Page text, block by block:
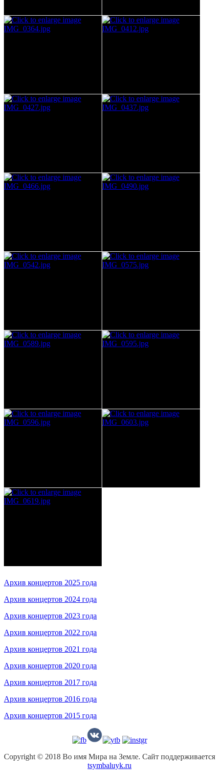
Архив концертов 2025 года
Архив концертов 2024 года
Архив концертов 2023 года
Архив концертов 2022 года
Архив концертов 2021 года
Архив концертов 2020 года
Архив концертов 2017 года
Архив концертов 2016 года
Архив концертов 2015 года
Copyright © 2018 Во имя Мира на Земле. Сайт поддерживается
tsymbaluyk.ru